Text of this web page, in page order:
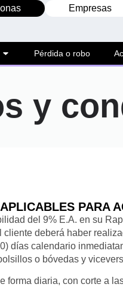
Empresas
Pérdida o robo
y
PARA
del 9% E.A. en su
cliente deberá haber
días calendario
o bóvedas y
forma diaria, con corte a